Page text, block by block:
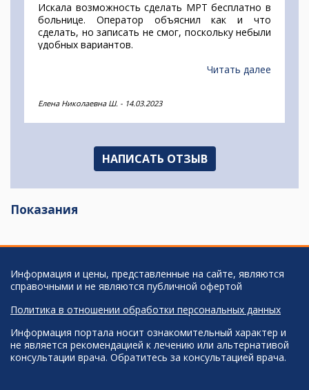
Искала возможность сделать МРТ бесплатно в
больнице. Оператор объяснил как и что
сделать, но записать не смог, поскольку небыли
удобных вариантов.
Читать далее
Елена Николаевна Ш. - 14.03.2023
НАПИСАТЬ ОТЗЫВ
Показания
Информация и цены, представленные на сайте, являются
справочными и не являются публичной офертой
Политика в отношении обработки персональных данных
Информация портала носит ознакомительный характер и
не является рекомендацией к лечению или альтернативой
консультации врача. Обратитесь за консультацией врача.